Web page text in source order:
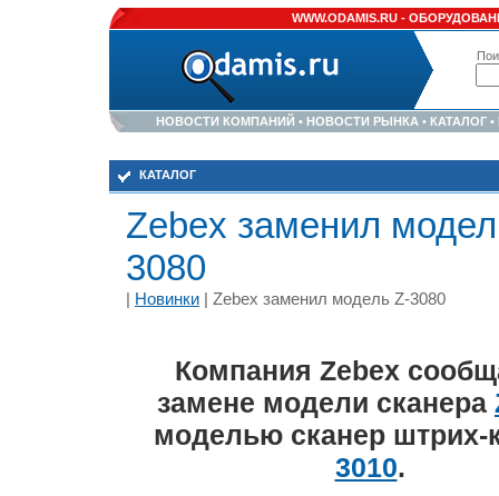
WWW.ODAMIS.RU -
НОВОСТИ КОМПАНИЙ • НОВОСТИ РЫНКА • КАТАЛОГ •
КАТАЛОГ
Zebex заменил
3080
| Новинки | Zebex заменил модель Z-3080
Компания Zebex
замене модели сканера
моделью сканер штрих-
3010.